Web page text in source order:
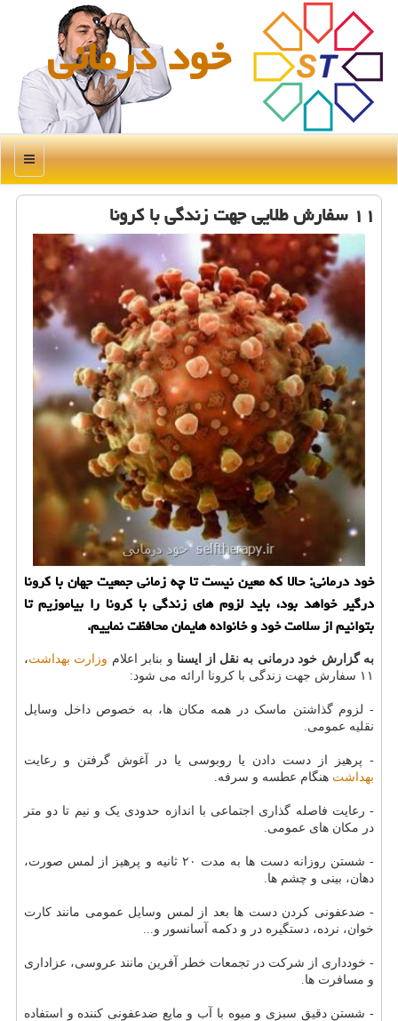
خود درمانی
منو
۱۱ سفارش طلایی جهت زندگی با كرونا
خود درمانی: حالا كه معین نیست تا چه زمانی جمعیت جهان با كرونا
درگیر خواهد بود، باید لزوم های زندگی با كرونا را بیاموزیم تا
بتوانیم از سلامت خود و خانواده هایمان محافظت نماییم.
به گزارش خود درمانی به نقل از ایسنا و بنابر اعلام وزارت بهداشت،
۱۱ سفارش جهت زندگی با کرونا ارائه می شود:
- لزوم گذاشتن ماسک در همه مکان ها، به خصوص داخل وسایل
نقلیه عمومی.
- پرهیز از دست دادن یا روبوسی یا در آغوش گرفتن و رعایت
بهداشت هنگام عطسه و سرفه.
- رعایت فاصله گذاری اجتماعی با اندازه حدودی یک و نیم تا دو متر
در مکان های عمومی.
- شستن روزانه دست ها به مدت ۲۰ ثانیه و پرهیز از لمس صورت،
دهان، بینی و چشم ها.
- ضدعفونی کردن دست ها بعد از لمس وسایل عمومی مانند کارت
خوان، نرده، دستگیره در و دکمه آسانسور و...
- خودداری از شرکت در تجمعات خطر آفرین مانند عروسی، عزاداری
و مسافرت ها.
- شستن دقیق سبزی و میوه با آب و مایع ضدعفونی کننده و استفاده